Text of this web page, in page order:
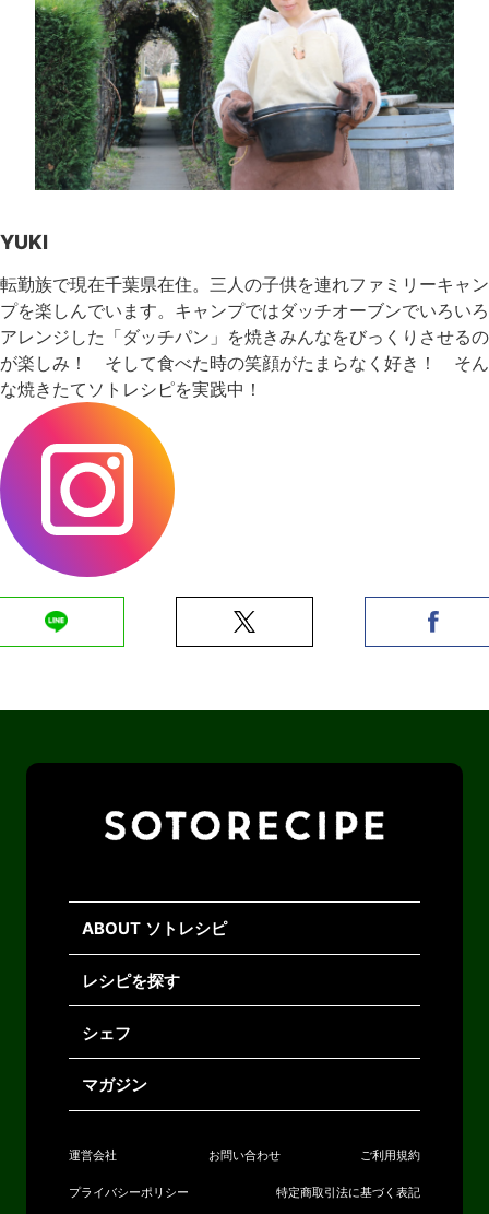
YUKI
転勤族で現在千葉県在住。三人の子供を連れファミリーキャン
プを楽しんでいます。キャンプではダッチオーブンでいろいろ
アレンジした「ダッチパン」を焼きみんなをびっくりさせるの
が楽しみ！ そして食べた時の笑顔がたまらなく好き！ そん
な焼きたてソトレシピを実践中！
ABOUT ソトレシピ
レシピを探す
シェフ
マガジン
運営会社 お問い合わせ ご利用規約
プライバシーポリシー 特定商取引法に基づく表記